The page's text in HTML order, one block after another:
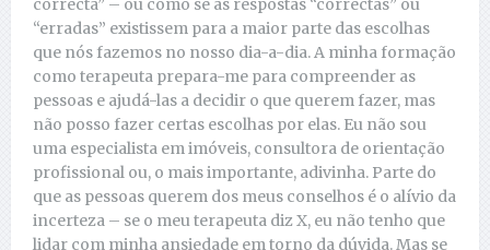
correcta” – ou como se as respostas “correctas” ou
“erradas” existissem para a maior parte das escolhas
que nós fazemos no nosso dia-a-dia. A minha formação
como terapeuta prepara-me para compreender as
pessoas e ajudá-las a decidir o que querem fazer, mas
não posso fazer certas escolhas por elas. Eu não sou
uma especialista em imóveis, consultora de orientação
profissional ou, o mais importante, adivinha. Parte do
que as pessoas querem dos meus conselhos é o alívio da
incerteza – se o meu terapeuta diz X, eu não tenho que
lidar com minha ansiedade em torno da dúvida. Mas se